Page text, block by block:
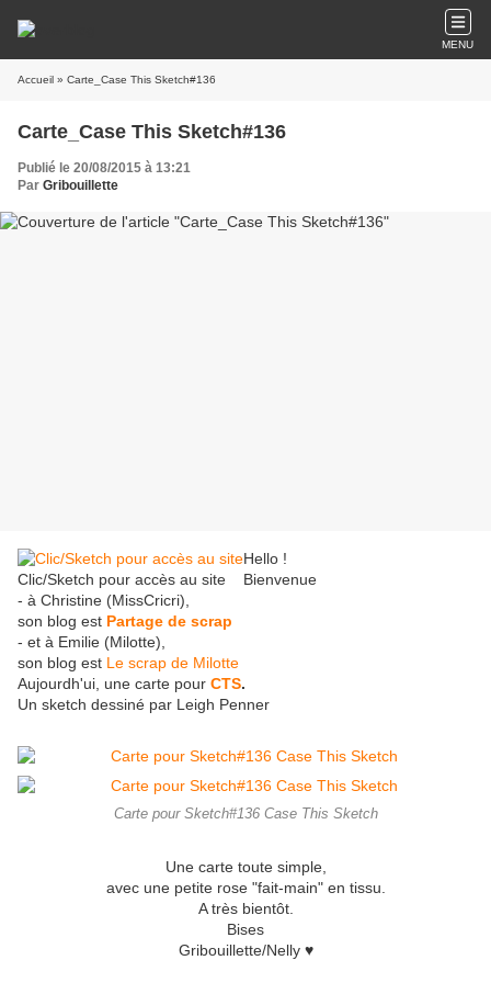
MENU
Accueil » Carte_Case This Sketch#136
Carte_Case This Sketch#136
Publié le 20/08/2015 à 13:21
Par Gribouillette
Clic/Sketch pour accès au site
Hello !
Bienvenue
- à Christine (MissCricri),
son blog est Partage de scrap
- et à Emilie (Milotte),
son blog est Le scrap de Milotte
Aujourdh'ui, une carte pour CTS.
Un sketch dessiné par Leigh Penner
Carte pour Sketch#136 Case This Sketch
Une carte toute simple,
avec une petite rose "fait-main" en tissu.
A très bientôt.
Bises
Gribouillette/Nelly ♥